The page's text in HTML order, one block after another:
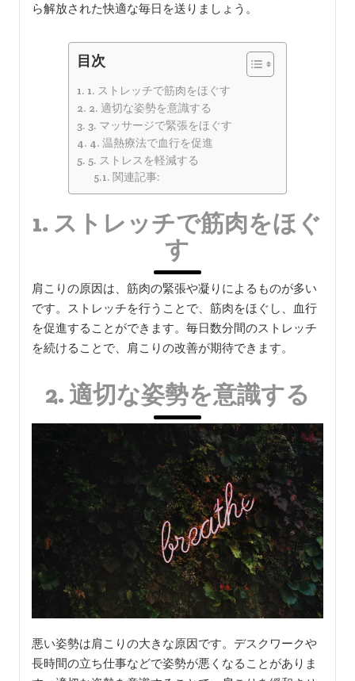
ら解放された快適な毎日を送りましょう。
目次
1. ストレッチで筋肉をほぐす
2. 適切な姿勢を意識する
3. マッサージで緊張をほぐす
4. 温熱療法で血行を促進
5. ストレスを軽減する
関連記事:
1. ストレッチで筋肉をほぐ
す
肩こりの原因は、筋肉の緊張や凝りによるものが多い
です。ストレッチを行うことで、筋肉をほぐし、血行
を促進することができます。毎日数分間のストレッチ
を続けることで、肩こりの改善が期待できます。
2. 適切な姿勢を意識する
悪い姿勢は肩こりの大きな原因です。デスクワークや
長時間の立ち仕事などで姿勢が悪くなることがありま